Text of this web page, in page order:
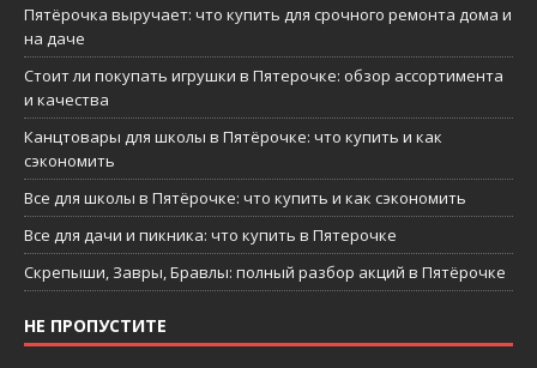
Пятёрочка выручает: что купить для срочного ремонта дома и
на даче
Стоит ли покупать игрушки в Пятерочке: обзор ассортимента
и качества
Канцтовары для школы в Пятёрочке: что купить и как
сэкономить
Все для школы в Пятёрочке: что купить и как сэкономить
Все для дачи и пикника: что купить в Пятерочке
Скрепыши, Завры, Бравлы: полный разбор акций в Пятёрочке
НЕ ПРОПУСТИТЕ